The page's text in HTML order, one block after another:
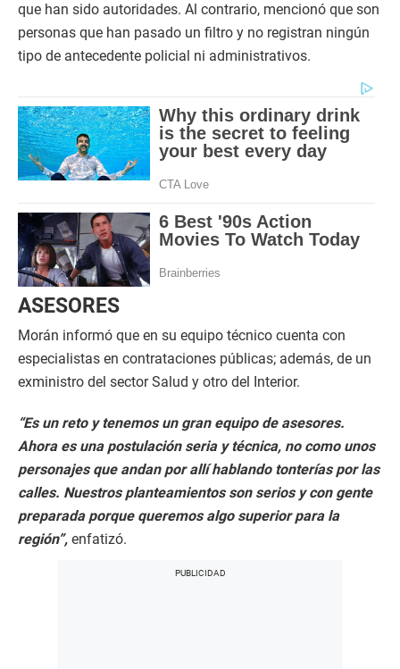
que han sido autoridades. Al contrario, mencionó que son
personas que han pasado un filtro y no registran ningún
tipo de antecedente policial ni administrativos.
ASESORES
Morán informó que en su equipo técnico cuenta con
especialistas en contrataciones públicas; además, de un
exministro del sector Salud y otro del Interior.
“Es un reto y tenemos un gran equipo de asesores.
Ahora es una postulación seria y técnica, no como unos
personajes que andan por allí hablando tonterías por las
calles. Nuestros planteamientos son serios y con gente
preparada porque queremos algo superior para la
región”, enfatizó.